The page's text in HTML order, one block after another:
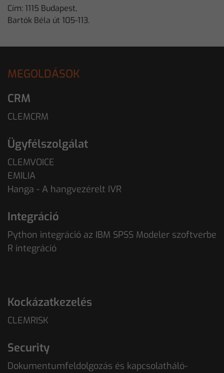
Cím: 1115 Budapest,
Bartók Béla út 105-113.
MEGOLDÁSOK
CRM
CLEMCRM
Ügyfélszolgálat
CLEMVOICE
EMILIA
Hanga - A hangvezérelt IVR
Integráció
Python integráció az IBM SPSS Modeler szoftverbe
R integráció
Kockázatkezelés
CLEMRISK
Security
Dokumentumfeldolgozás és kapcsolatháló-